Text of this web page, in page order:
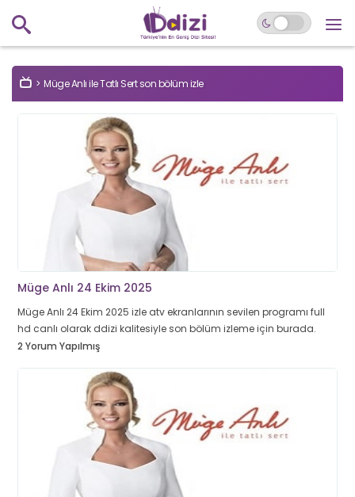
Müge Anlı ile Tatlı Sert son bölüm izle
Müge Anlı 24 Ekim 2025
Müge Anlı 24 Ekim 2025 izle atv ekranlarının sevilen programı full
hd canlı olarak ddizi kalitesiyle son bölüm izleme için burada.
2 Yorum Yapılmış